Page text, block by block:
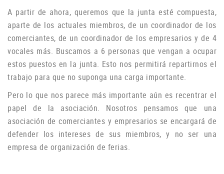
A partir de ahora, queremos que la junta esté compuesta,
aparte de los actuales miembros, de un coordinador de los
comerciantes, de un coordinador de los empresarios y de 4
vocales más. Buscamos a 6 personas que vengan a ocupar
estos puestos en la junta. Esto nos permitirá repartirnos el
trabajo para que no suponga una carga importante.
Pero lo que nos parece más importante aún es recentrar el
papel de la asociación. Nosotros pensamos que una
asociación de comerciantes y empresarios se encargará de
defender los intereses de sus miembros, y no ser una
empresa de organización de ferias.